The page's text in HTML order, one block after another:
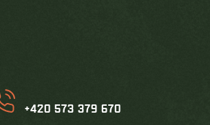
+420 573 379 670